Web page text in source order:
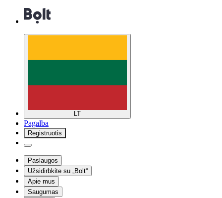
LT
Pagalba
Registruotis
Paslaugos
Užsidirbkite su „Bolt“
Apie mus
Saugumas